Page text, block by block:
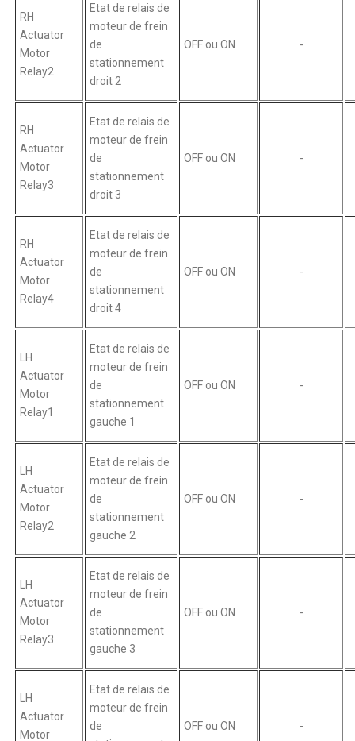
RH
Actuator
Motor
Relay2
Etat de relais de
moteur de frein
de
stationnement
droit 2
OFF ou ON -
RH
Actuator
Motor
Relay3
Etat de relais de
moteur de frein
de
stationnement
droit 3
OFF ou ON -
RH
Actuator
Motor
Relay4
Etat de relais de
moteur de frein
de
stationnement
droit 4
OFF ou ON -
LH
Actuator
Motor
Relay1
Etat de relais de
moteur de frein
de
stationnement
gauche 1
OFF ou ON -
LH
Actuator
Motor
Relay2
Etat de relais de
moteur de frein
de
stationnement
gauche 2
OFF ou ON -
LH
Actuator
Motor
Relay3
Etat de relais de
moteur de frein
de
stationnement
gauche 3
OFF ou ON -
LH
Actuator
Motor
Etat de relais de
moteur de frein
de
OFF ou ON -